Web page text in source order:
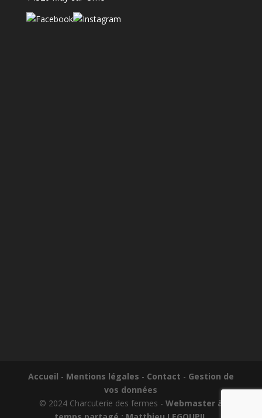
Accueil - Mentions légales - Contact - Gestion de
vos données
© 2024 Charcuterie des fermes - Webmaster à